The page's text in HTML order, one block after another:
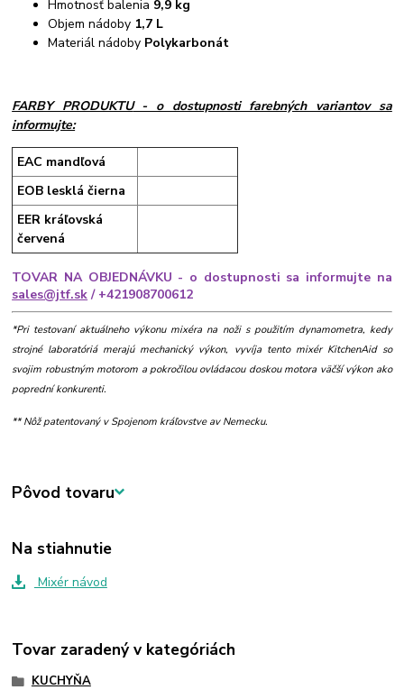
Hmotnosť balenia 9,9 kg
Objem nádoby 1,7 L
Materiál nádoby Polykarbonát
FARBY PRODUKTU- o dostupnosti farebných variantov sa
informujte:
EAC mandľová
EOB lesklá čierna
EER kráľovská
červená
TOVAR NA OBJEDNÁVKU - o dostupnosti sa informujte na
sales@jtf.sk/ +421908700612
*Pri testovaní aktuálneho výkonu mixéra na noži s použitím dynamometra, kedy
strojné laboratóriá merajú mechanický výkon, vyvíja tento mixér KitchenAid so
svojim robustným motorom a pokročilou ovládacou doskou motora väčší výkon ako
poprední konkurenti.
** Nôž patentovaný v Spojenom kráľovstve av Nemecku.
Pôvod tovaru
Na stiahnutie
Mixér návod
Tovar zaradený v kategóriách
KUCHYŇA